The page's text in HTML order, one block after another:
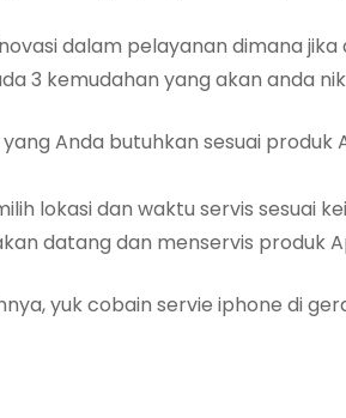
dalam pelayanan dimana jika
3 kemudahan yang akan anda
Anda butuhkan sesuai produk
lokasi dan waktu servis sesuai
datang dan menservis produk
yuk cobain servie iphone di